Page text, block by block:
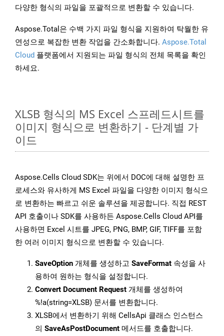
다양한 형식의 파일을 포괄적으로 변환할 수 있습니다.
Aspose.Total은 수백 가지 파일 형식을 지원하여 탁월한 유
연성으로 복잡한 변환 작업을 간소화합니다. Aspose.Total
Cloud 플랫폼에서 지원되는 파일 형식의 전체 목록을 확인
하세요.
XLSB 형식의 MS Excel 스프레드시트를
이미지 형식으로 변환하기 - 단계별 가
이드
Aspose.Cells Cloud SDK는 위에서 DOC에 대해 설명한 프
로세스와 유사하게 MS Excel 파일을 다양한 이미지 형식으
로 변환하는 빠르고 쉬운 솔루션을 제공합니다. 직접 REST
API 호출이나 SDK를 사용하든 Aspose.Cells Cloud API를
사용하면 Excel 시트를 JPEG, PNG, BMP, GIF, TIFF를 포함
한 여러 이미지 형식으로 변환할 수 있습니다.
SaveOption 개체를 생성하고 SaveFormat 속성을 사
용하여 원하는 형식을 설정합니다.
Convert Document Request 개체를 생성하여
%!a(string=XLSB) 문서를 변환합니다.
XLSB에서 변환하기 위해 CellsApi 클래스 인스턴스
의 SaveAsPostDocument 메서드를 호출합니다.